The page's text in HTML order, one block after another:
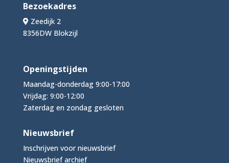
Bezoekadres
Zeedijk 2
8356DW Blokzijl
Openingstijden
Maandag-donderdag 9:00-17:00
Vrijdag: 9:00-12:00
Zaterdag en zondag gesloten
Nieuwsbrief
Inschrijven voor nieuwsbrief
Nieuwsbrief archief